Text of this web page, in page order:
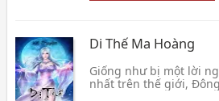
Di Thế Ma Hoàng
Giống như bị một lời
nhất trên thế giới,